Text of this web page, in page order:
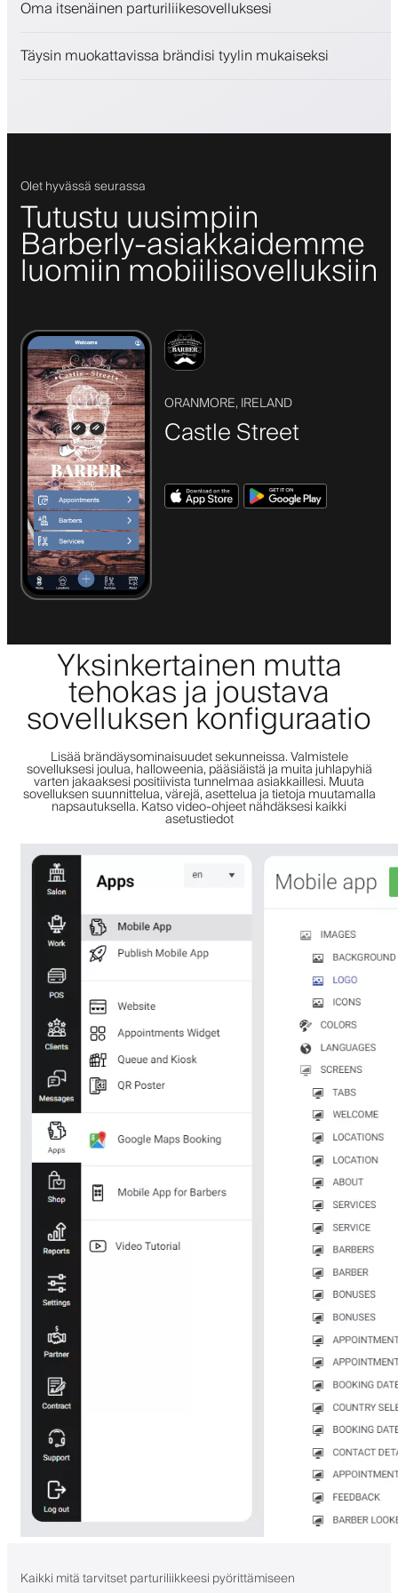
Sitouta asiakkaita kanta-asiakasohjelmalla
Oma itsenäinen parturiliikesovelluksesi
Täysin muokattavissa brändisi tyylin mukaiseksi
Olet hyvässä seurassa
Tutustu uusimpiin
Barberly-asiakkaidemme
luomiin mobiilisovelluksiin
ORANMORE, IRELAND
Castle Street
Yksinkertainen mutta
tehokas ja joustava
sovelluksen konfiguraatio
Lisää brändäysominaisuudet sekunneissa. Valmistele
sovelluksesi joulua, halloweenia, pääsiäistä ja muita juhlapyhiä
varten jakaaksesi positiivista tunnelmaa asiakkaillesi. Muuta
sovelluksen suunnittelua, värejä, asettelua ja tietoja muutamalla
napsautuksella. Katso video-ohjeet nähdäksesi kaikki
asetustiedot
Kaikki mitä tarvitset parturiliikkeesi pyörittämiseen